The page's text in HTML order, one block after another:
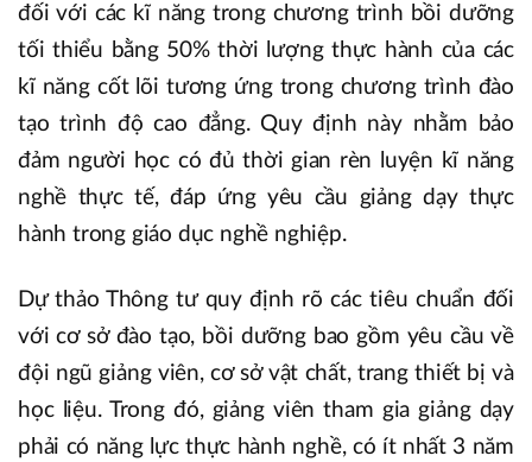
đối với các kĩ năng trong chương trình bồi dưỡng
tối thiểu bằng 50% thời lượng thực hành của các
kĩ năng cốt lõi tương ứng trong chương trình đào
tạo trình độ cao đẳng. Quy định này nhằm bảo
đảm người học có đủ thời gian rèn luyện kĩ năng
nghề thực tế, đáp ứng yêu cầu giảng dạy thực
hành trong giáo dục nghề nghiệp.
Dự thảo Thông tư quy định rõ các tiêu chuẩn đối
với cơ sở đào tạo, bồi dưỡng bao gồm yêu cầu về
đội ngũ giảng viên, cơ sở vật chất, trang thiết bị và
học liệu. Trong đó, giảng viên tham gia giảng dạy
phải có năng lực thực hành nghề, có ít nhất 3 năm